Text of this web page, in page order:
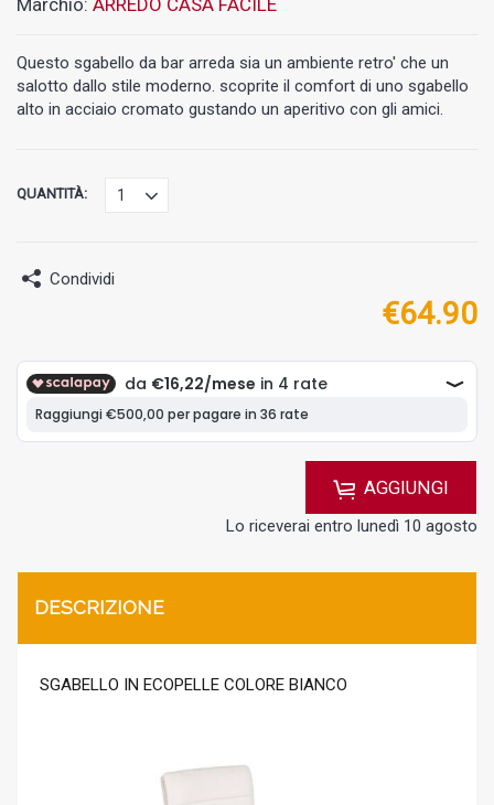
Marchio: ARREDO CASA FACILE
Questo sgabello da bar arreda sia un ambiente retro' che un
salotto dallo stile moderno. scoprite il comfort di uno sgabello
alto in acciaio cromato gustando un aperitivo con gli amici.
QUANTITÀ:
Condividi
€64.90
AGGIUNGI
Lo riceverai entro lunedì 10 agosto
DESCRIZIONE
SGABELLO IN ECOPELLE COLORE BIANCO